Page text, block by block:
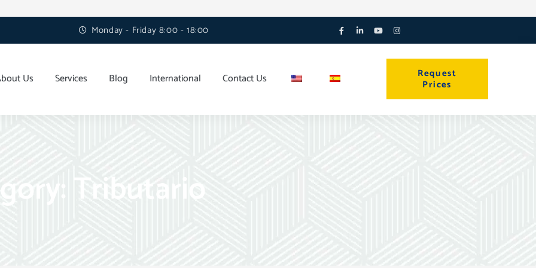
Monday - Friday 8:00 - 18:00 Facebook-
f
Linkedin-
in
YoutubeInstagram
Us Services Blog International Contact Us Request
Prices
Tributario